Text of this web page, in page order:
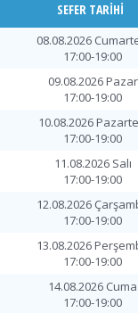
SEFER TARIHI
08.08.2026
17:00-19:00
09.08.2026 Pazar
17:00-19:00
10.08.2026
17:00-19:00
11.08.2026 Salı
17:00-19:00
12.08.2026
17:00-19:00
13.08.2026
17:00-19:00
14.08.2026 Cuma
17:00-19:00